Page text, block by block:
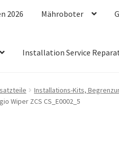
2026 Mähroboter
Installation Service
Installations-Kits,
Wiper ZCS CS_E0002_5